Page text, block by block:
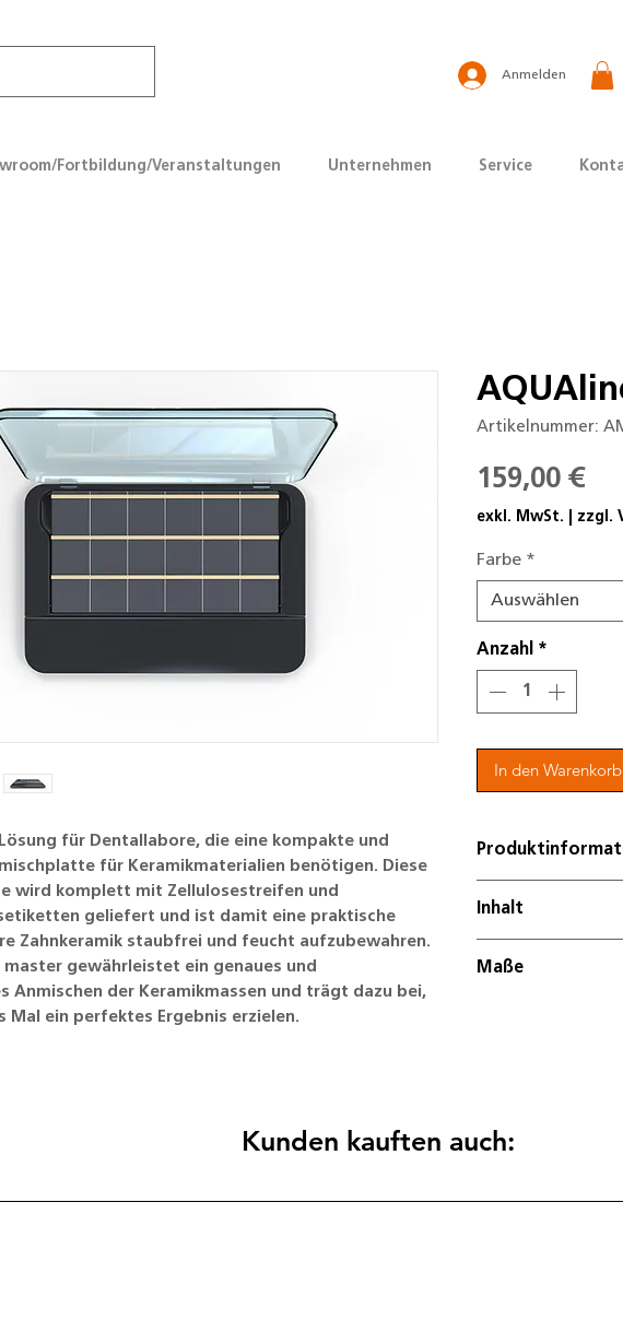
Anmelden
Fortbildung/Veranstaltungen Unternehmen Service
für Dentallabore, die eine kompakte und
für Keramikmaterialien benötigen. Diese
wird komplett mit Zellulosestreifen und
geliefert und ist damit eine praktische
Zahnkeramik staubfrei und feucht aufzubewahren.
master gewährleistet ein genaues und
Anmischen der Keramikmassen und trägt dazu bei,
Mal ein perfektes Ergebnis erzielen.
Artikelnummer:
159,00 €
exkl. MwSt. zzgl.
Farbe *
Auswählen
Anzahl *
In den Warenkorb
Inhalt
1x Gehäuse
Maße
Kunden kauften auch: